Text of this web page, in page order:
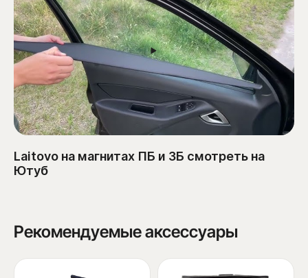
Laitovo на магнитах ПБ и ЗБ смотреть на
Ютуб
Рекомендуемые аксессуары